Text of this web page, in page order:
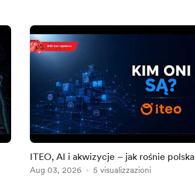
ITEO, AI i akwizycje – jak rośnie polska
grupa IT? | Kim ONI są?
Aug 03, 2026 5 visualizzazioni